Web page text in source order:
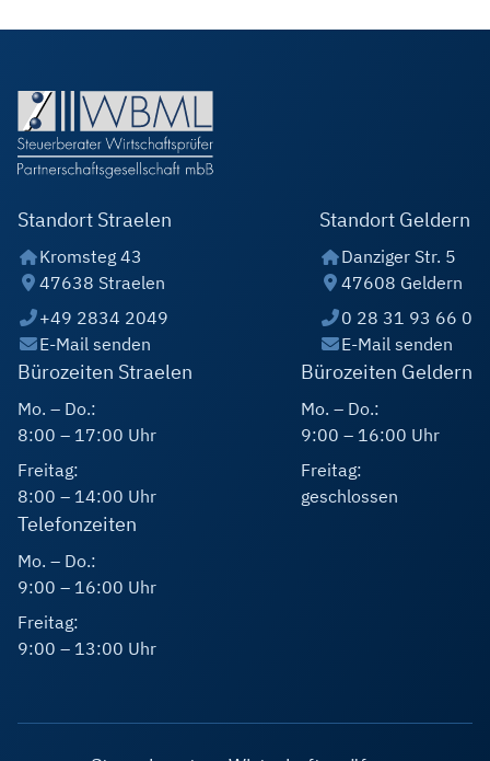
Standort Straelen
Kromsteg 43
47638 Straelen
+49 2834 2049
E-Mail senden
Standort Geldern
Danziger Str. 5
47608 Geldern
0 28 31 93 66 0
E-Mail senden
Bürozeiten Straelen
Mo. – Do.:
8:00 – 17:00 Uhr
Freitag:
8:00 – 14:00 Uhr
Bürozeiten Geldern
Mo. – Do.:
9:00 – 16:00 Uhr
Freitag:
geschlossen
Telefonzeiten
Mo. – Do.:
9:00 – 16:00 Uhr
Freitag:
9:00 – 13:00 Uhr